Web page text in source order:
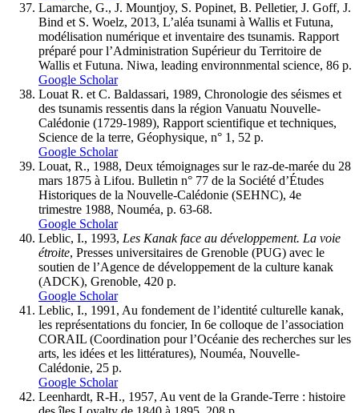
Lamarche, G., J. Mountjoy, S. Popinet, B. Pelletier, J. Goff, J.
Bind et S. Woelz, 2013, L’aléa tsunami à Wallis et Futuna,
modélisation numérique et inventaire des tsunamis. Rapport
préparé pour l’Administration Supérieur du Territoire de
Wallis et Futuna. Niwa, leading environnmental science, 86 p.
Google Scholar
Louat R. et C. Baldassari, 1989, Chronologie des séismes et
des tsunamis ressentis dans la région Vanuatu Nouvelle-
Calédonie (1729-1989), Rapport scientifique et techniques,
Science de la terre, Géophysique, n° 1, 52 p.
Google Scholar
Louat, R., 1988, Deux témoignages sur le raz-de-marée du 28
mars 1875 à Lifou. Bulletin n° 77 de la Société d’Études
Historiques de la Nouvelle-Calédonie (SEHNC), 4e
trimestre 1988, Nouméa, p. 63-68.
Google Scholar
Leblic, I., 1993, Les Kanak face au développement. La voie
étroite, Presses universitaires de Grenoble (PUG) avec le
soutien de l’Agence de développement de la culture kanak
(ADCK), Grenoble, 420 p.
Google Scholar
Leblic, I., 1991, Au fondement de l’identité culturelle kanak,
les représentations du foncier, In 6e colloque de l’association
CORAIL (Coordination pour l’Océanie des recherches sur les
arts, les idées et les littératures), Nouméa, Nouvelle-
Calédonie, 25 p.
Google Scholar
Leenhardt, R-H., 1957, Au vent de la Grande-Terre : histoire